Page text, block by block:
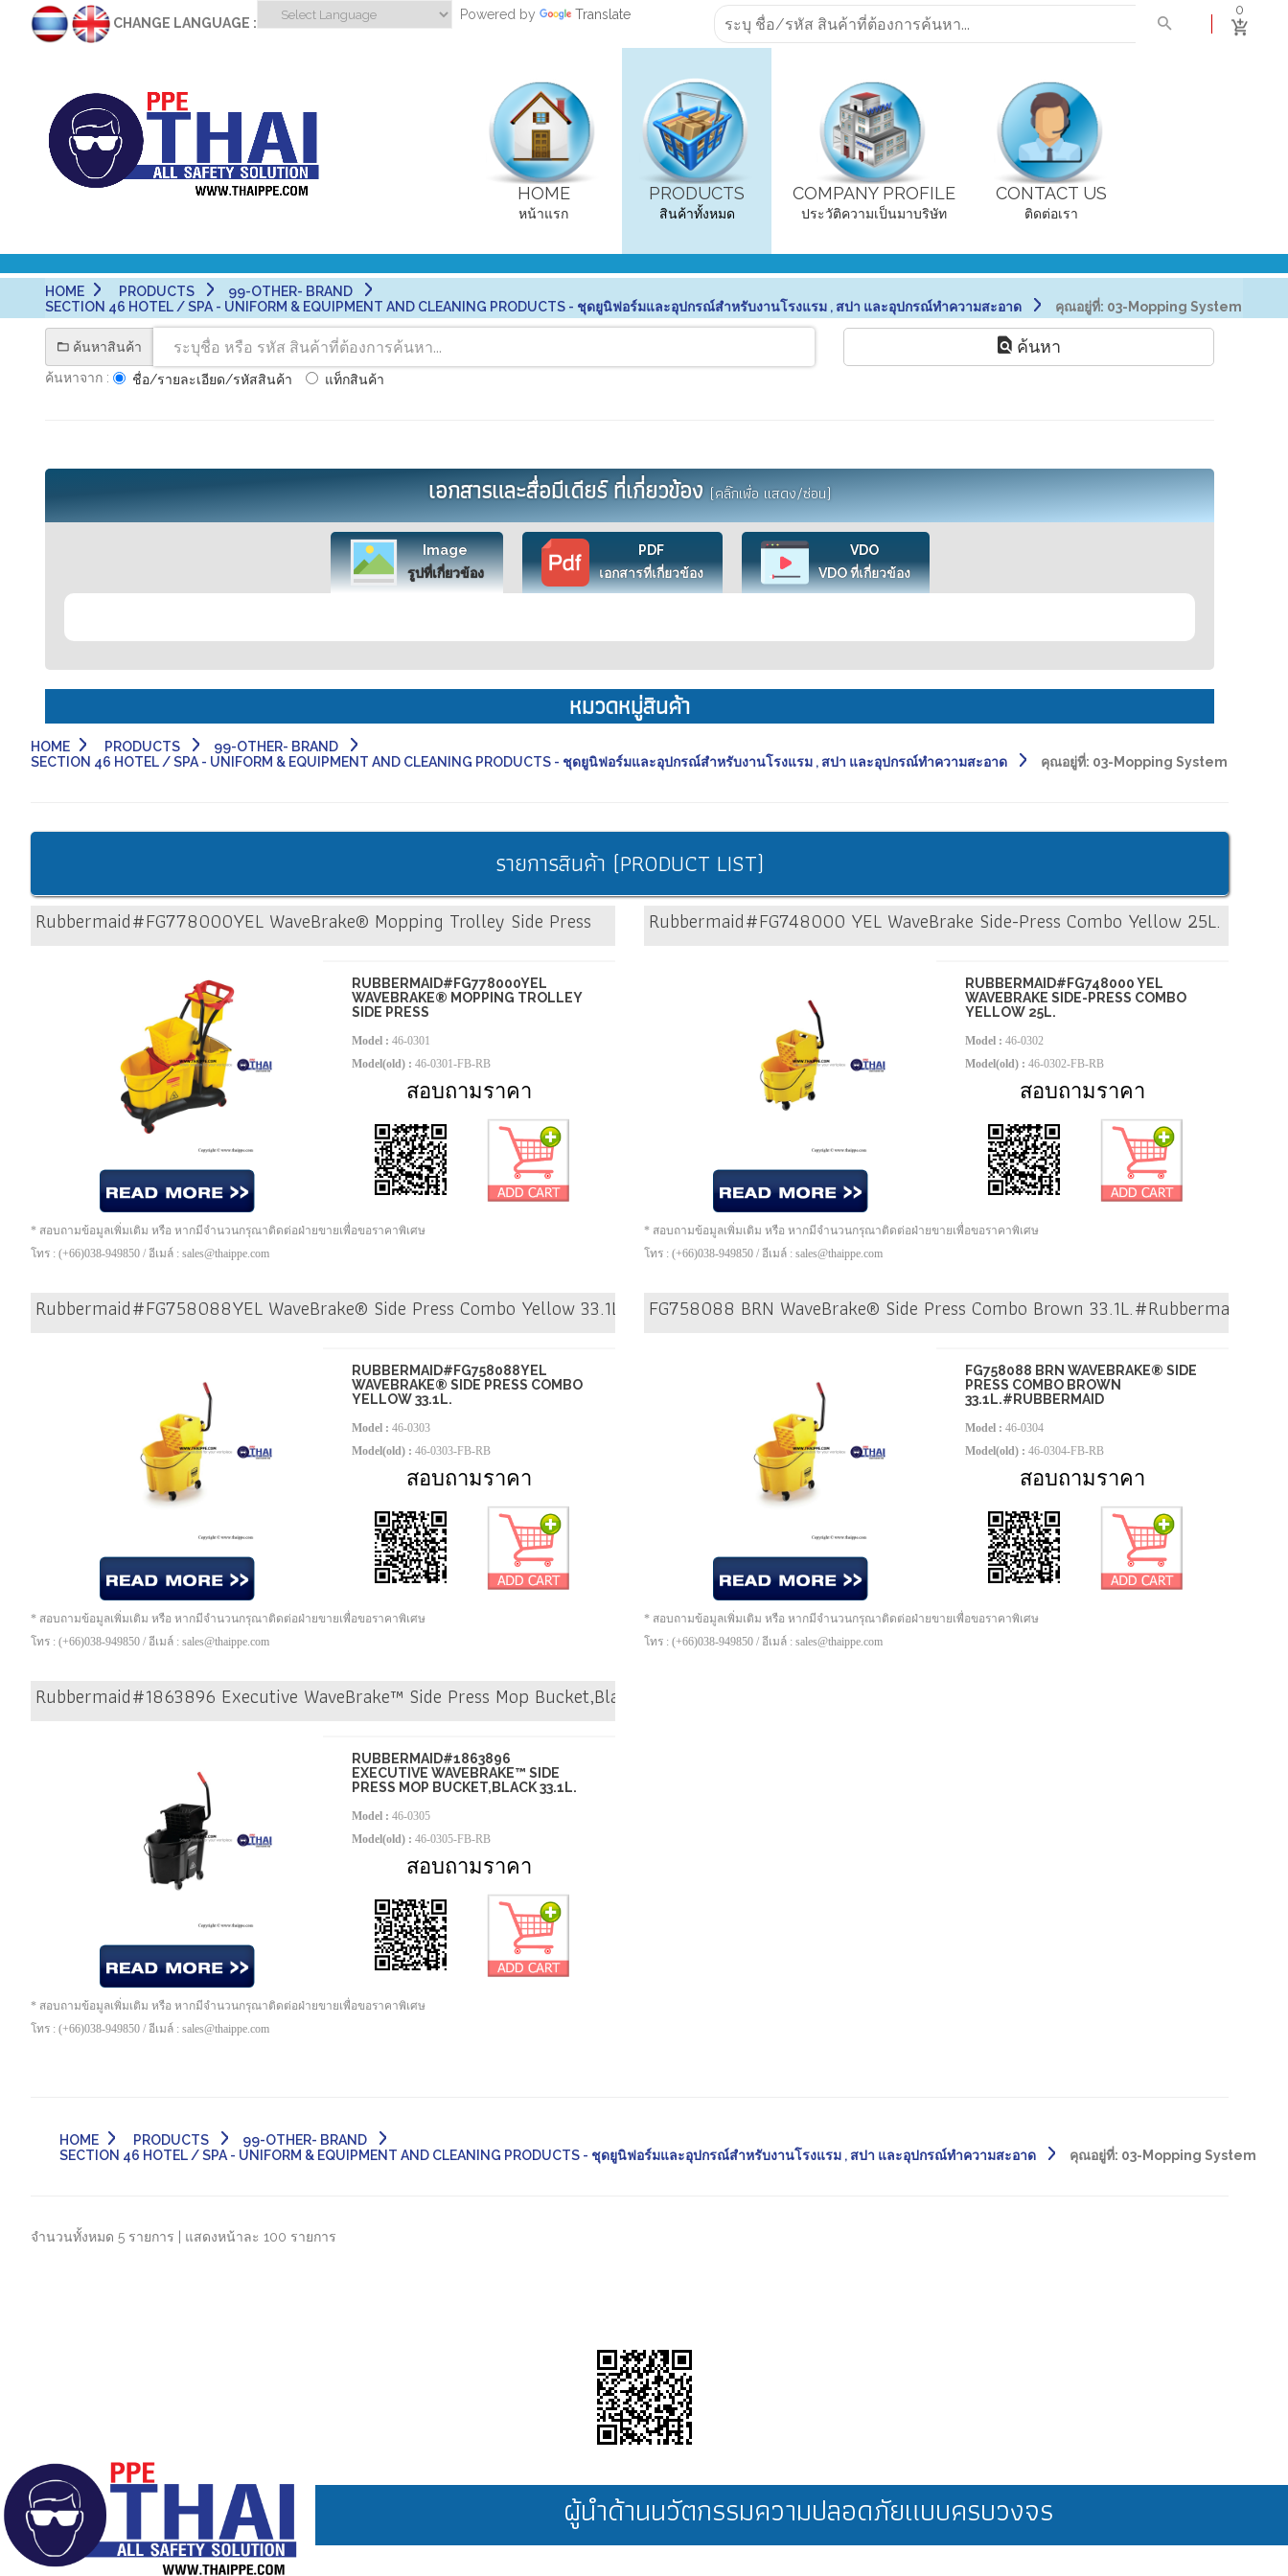
CHANGE LANGUAGE :
Powered by Translate 0
HOME
หน้าแรก
PRODUCTS
สินค้าทั้งหมด
COMPANY PROFILE
ประวัติความเป็นมาบริษัท
CONTACT US
ติดต่อเรา
HOME PRODUCTS
99-OTHER- BRAND
SECTION 46 HOTEL / SPA - UNIFORM & EQUIPMENT AND CLEANING PRODUCTS - ชุดยูนิฟอร์มและอุปกรณ์สำหรับงานโรงแรม , สปา และอุปกรณ์ทำความสะอาด
คุณอยู่ที่: 03-Mopping System
ค้นหาสินค้า
ค้นหาจาก :
ชื่อ/รายละเอียด/รหัสสินค้า แท็กสินค้า
ค้นหา
เอกสารและสื่อมีเดียร์ ที่เกี่ยวข้อง(คลิ๊กเพื่อ แสดง/ซ่อน)
Image
รูปที่เกี่ยวข้อง
PDF
เอกสารที่เกี่ยวข้อง
VDO
VDO ที่เกี่ยวข้อง
หมวดหมู่สินค้า
HOME PRODUCTS
99-OTHER- BRAND
SECTION 46 HOTEL / SPA - UNIFORM & EQUIPMENT AND CLEANING PRODUCTS - ชุดยูนิฟอร์มและอุปกรณ์สำหรับงานโรงแรม , สปา และอุปกรณ์ทำความสะอาด
คุณอยู่ที่: 03-Mopping System
รายการสินค้า (PRODUCT LIST)
Rubbermaid#FG778000YEL WaveBrake® Mopping Trolley Side Press
RUBBERMAID#FG778000YEL
WAVEBRAKE® MOPPING TROLLEY
SIDE PRESS
Model : 46-0301
Model(old) : 46-0301-FB-RB
สอบถามราคา
* สอบถามข้อมูลเพิ่มเติม หรือ หากมีจำนวนกรุณาติดต่อฝ่ายขายเพื่อขอราคาพิเศษ
โทร : (+66)038-949850 / อีเมล์ : sales@thaippe.com
Rubbermaid#FG748000 YEL WaveBrake Side-Press Combo Yellow 25L.
RUBBERMAID#FG748000 YEL
WAVEBRAKE SIDE-PRESS COMBO
YELLOW 25L.
Model : 46-0302
Model(old) : 46-0302-FB-RB
สอบถามราคา
* สอบถามข้อมูลเพิ่มเติม หรือ หากมีจำนวนกรุณาติดต่อฝ่ายขายเพื่อขอราคาพิเศษ
โทร : (+66)038-949850 / อีเมล์ : sales@thaippe.com
Rubbermaid#FG758088YEL WaveBrake® Side Press Combo Yellow 33.1L.
RUBBERMAID#FG758088YEL
WAVEBRAKE® SIDE PRESS COMBO
YELLOW 33.1L.
Model : 46-0303
Model(old) : 46-0303-FB-RB
สอบถามราคา
* สอบถามข้อมูลเพิ่มเติม หรือ หากมีจำนวนกรุณาติดต่อฝ่ายขายเพื่อขอราคาพิเศษ
โทร : (+66)038-949850 / อีเมล์ : sales@thaippe.com
FG758088 BRN WaveBrake® Side Press Combo Brown 33.1L.#Rubbermaid
FG758088 BRN WAVEBRAKE® SIDE
PRESS COMBO BROWN
33.1L.#RUBBERMAID
Model : 46-0304
Model(old) : 46-0304-FB-RB
สอบถามราคา
* สอบถามข้อมูลเพิ่มเติม หรือ หากมีจำนวนกรุณาติดต่อฝ่ายขายเพื่อขอราคาพิเศษ
โทร : (+66)038-949850 / อีเมล์ : sales@thaippe.com
Rubbermaid#1863896 Executive WaveBrake™ Side Press Mop Bucket,Black 33.1L.
RUBBERMAID#1863896
EXECUTIVE WAVEBRAKE™ SIDE
PRESS MOP BUCKET,BLACK 33.1L.
Model : 46-0305
Model(old) : 46-0305-FB-RB
สอบถามราคา
* สอบถามข้อมูลเพิ่มเติม หรือ หากมีจำนวนกรุณาติดต่อฝ่ายขายเพื่อขอราคาพิเศษ
โทร : (+66)038-949850 / อีเมล์ : sales@thaippe.com
HOME PRODUCTS
99-OTHER- BRAND
SECTION 46 HOTEL / SPA - UNIFORM & EQUIPMENT AND CLEANING PRODUCTS - ชุดยูนิฟอร์มและอุปกรณ์สำหรับงานโรงแรม , สปา และอุปกรณ์ทำความสะอาด
คุณอยู่ที่: 03-Mopping System
จำนวนทั้งหมด 5 รายการ | แสดงหน้าละ 100 รายการ
ผู้นำด้านนวัตกรรมความปลอดภัยแบบครบวงจร